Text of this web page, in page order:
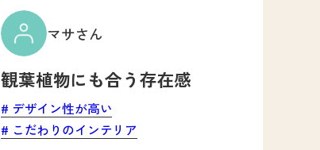
観葉植物にも合う存在感
デザイン性が高い
こだわりのインテリア
マサさん